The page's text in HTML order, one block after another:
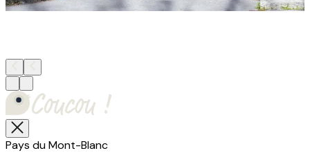
Pays du Mont-Blanc